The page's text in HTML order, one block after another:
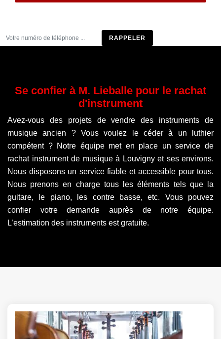
Se confier à M. Lieballe pour le rachat
d'instrument
Avez-vous des projets de vendre des instruments de
musique ancien ? Vous voulez le céder à un luthier
compétent ? Notre équipe met en place un service de
rachat instrument de musique à Louvigny et ses environs.
Nous disposons un service fiable et accessible pour tous.
Nous prenons en charge tous les éléments tels que la
guitare, le piano, les contre basse, etc. Vous pouvez
confier votre demande auprès de notre équipe.
L’estimation des instruments est gratuite.